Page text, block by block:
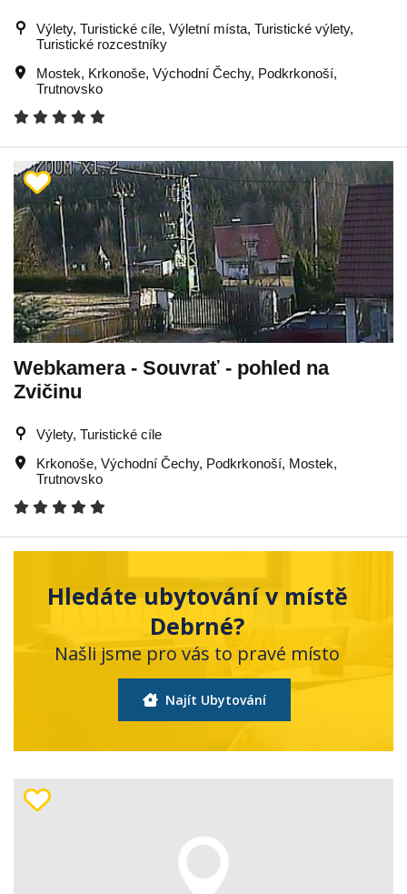
Výlety, Turistické cíle, Výletní místa, Turistické výlety,
Turistické rozcestníky
Mostek, Krkonoše, Východní Čechy, Podkrkonoší,
Trutnovsko
Webkamera - Souvrať - pohled na
Zvičinu
Výlety, Turistické cíle
Krkonoše, Východní Čechy, Podkrkonoší, Mostek,
Trutnovsko
Hledáte ubytování v místě
Debrné?
Našli jsme pro vás to pravé místo
Najít Ubytování